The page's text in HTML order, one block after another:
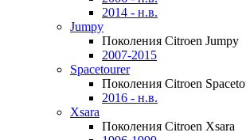
2014 - н.в.
Jumpy
Поколения Citroen Jumpy
2007-2015
Spacetourer
Поколения Citroen
2016 - н.в.
Xsara
Поколения Citroen Xsara